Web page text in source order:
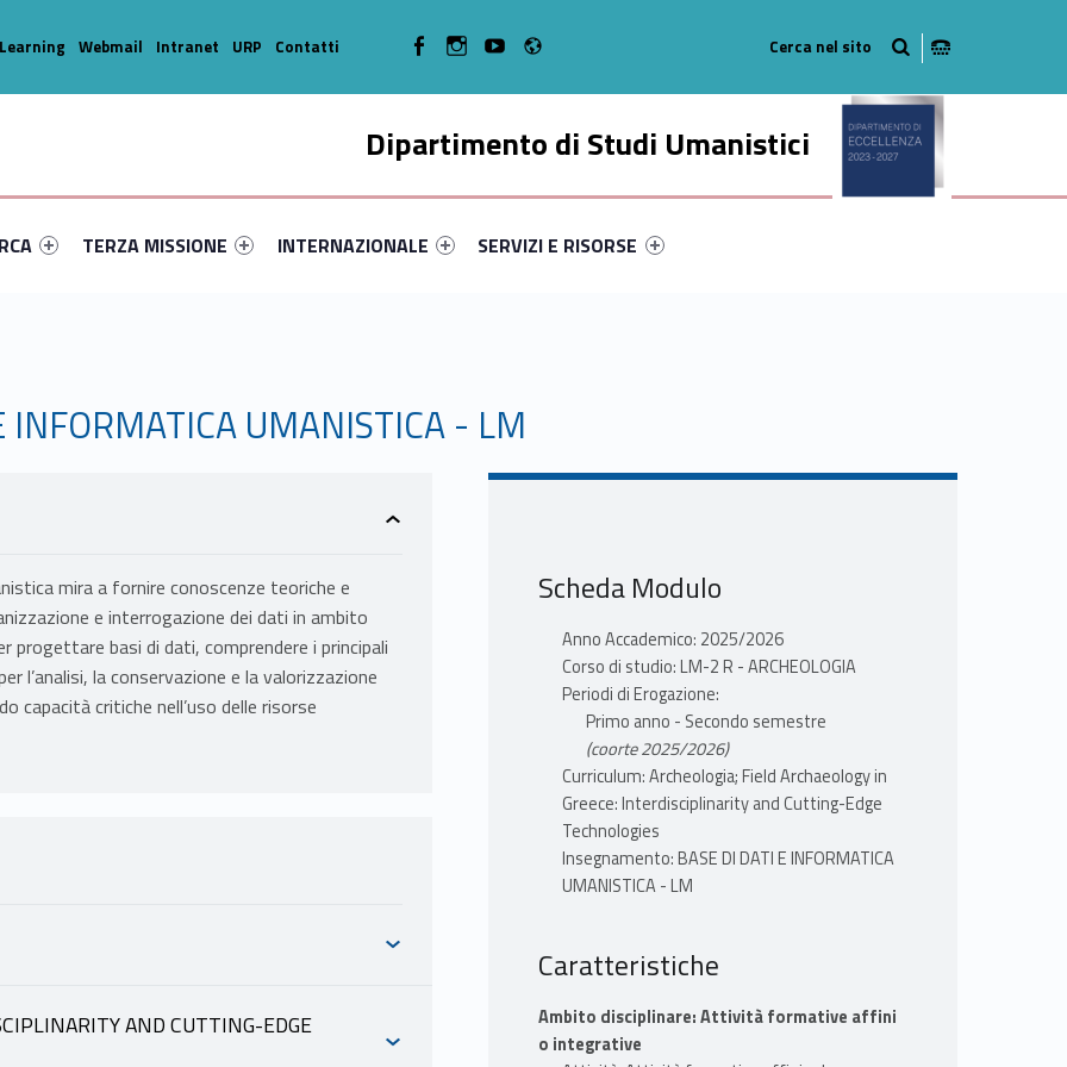
Dipartimento di Studi Umanistici
primary-78433-14
#link-menu-primary-4459-35
Link identifier #link-menu-primary-15655-45
TERZA MISSIONE
Link identifier #link-menu-primary-4997-49
INTERNAZIONALE
Link identifier #link-menu-primary-42787-56
SERVIZI E RISORSE
Webmail Intranet URP Contatti WebMan on FacebookWebMan on Instagram
WebMan on Youtube
UMANISTICA - LM
mira a fornire conoscenze teoriche e
e interrogazione dei dati in ambito
basi di dati, comprendere i principali
l’analisi, la conservazione e la valorizzazione
capacità critiche nell’uso delle risorse
AND CUTTING-EDGE
Scheda Modulo
Anno Accademico: 2025/2026
Corso di studio: LM-2 R - ARCHEOLOGIA
Periodi di Erogazione:
Primo anno - Secondo semestre
(coorte 2025/2026)
Curriculum: Archeologia; Field Archaeology in
Greece: Interdisciplinarity and Cutting-Edge
Technologies
Insegnamento: BASE DI DATI E INFORMATICA
UMANISTICA - LM
Caratteristiche
Ambito disciplinare: Attività formative affini
o integrative